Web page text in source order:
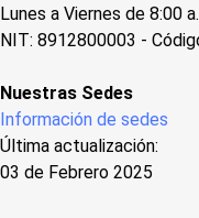
Lunes a Viernes de 8:00
NIT: 8912800003 -
Nuestras Sedes
Información de sedes
Última actualización:
03 de Febrero 2025